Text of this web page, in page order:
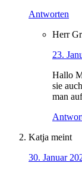
Antworten
Herr
23.
Hallo
sie
man
Katja meint
30. Januar